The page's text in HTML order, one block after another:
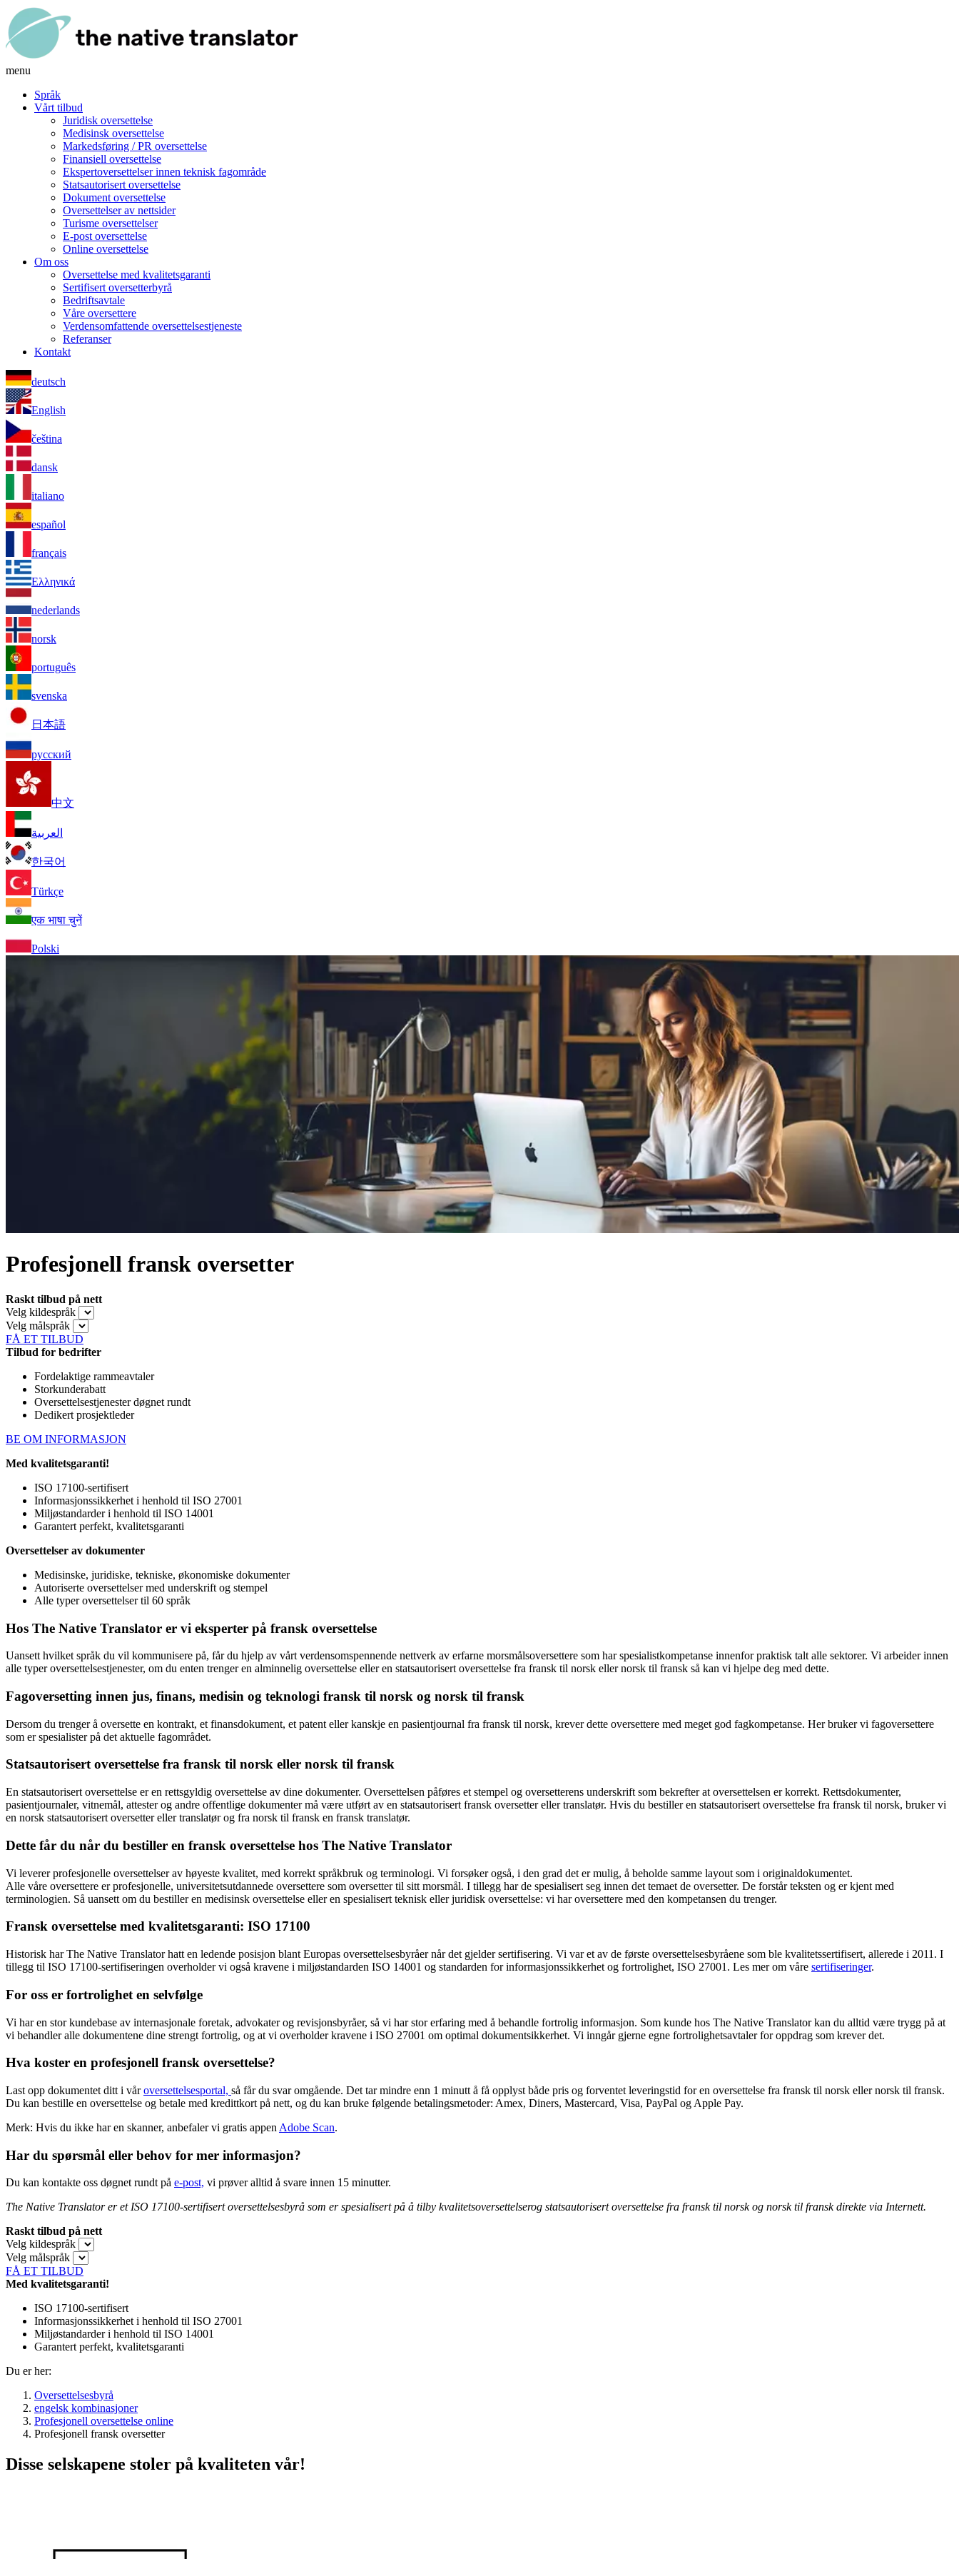
menu
Språk
Vårt tilbud
Juridisk oversettelse
Medisinsk oversettelse
Markedsføring / PR oversettelse
Finansiell oversettelse
Ekspertoversettelser innen teknisk fagområde
Statsautorisert oversettelse
Dokument oversettelse
Oversettelser av nettsider
Turisme oversettelser
E-post oversettelse
Online oversettelse
Om oss
Oversettelse med kvalitetsgaranti
Sertifisert oversetterbyrå
Bedriftsavtale
Våre oversettere
Verdensomfattende oversettelsestjeneste
Referanser
Kontakt
deutsch
English
čeština
dansk
italiano
español
français
Ελληνικά
nederlands
norsk
português
svenska
日本語
русский
中文
العربية
한국어
Türkçe
एक भाषा चुनें
Polski
Profesjonell fransk oversetter
Raskt tilbud på nett
Velg kildespråk
Velg målspråk
FÅ ET TILBUD
Tilbud for bedrifter
Fordelaktige rammeavtaler
Storkunderabatt
Oversettelsestjenester døgnet rundt
Dedikert prosjektleder
BE OM INFORMASJON
Med kvalitetsgaranti!
ISO 17100-sertifisert
Informasjonssikkerhet i henhold til ISO 27001
Miljøstandarder i henhold til ISO 14001
Garantert perfekt, kvalitetsgaranti
Oversettelser av dokumenter
Medisinske, juridiske, tekniske, økonomiske dokumenter
Autoriserte oversettelser med underskrift og stempel
Alle typer oversettelser til 60 språk
Hos The Native Translator er vi eksperter på fransk oversettelse
Uansett hvilket språk du vil kommunisere på, får du hjelp av vårt verdensomspennende nettverk av erfarne morsmålsoversettere som har spesialistkompetanse innenfor praktisk talt alle sektorer. Vi arbeider innen
alle typer oversettelsestjenester, om du enten trenger en alminnelig oversettelse eller en statsautorisert oversettelse fra fransk til norsk eller norsk til fransk så kan vi hjelpe deg med dette.
Fagoversetting innen jus, finans, medisin og teknologi fransk til norsk og norsk til fransk
Dersom du trenger å oversette en kontrakt, et finansdokument, et patent eller kanskje en pasientjournal fra fransk til norsk, krever dette oversettere med meget god fagkompetanse. Her bruker vi fagoversettere
som er spesialister på det aktuelle fagområdet.
Statsautorisert oversettelse fra fransk til norsk eller norsk til fransk
En statsautorisert oversettelse er en rettsgyldig oversettelse av dine dokumenter. Oversettelsen påføres et stempel og oversetterens underskrift som bekrefter at oversettelsen er korrekt. Rettsdokumenter,
pasientjournaler, vitnemål, attester og andre offentlige dokumenter må være utført av en statsautorisert fransk oversetter eller translatør. Hvis du bestiller en statsautorisert oversettelse fra fransk til norsk, bruker vi
en norsk statsautorisert oversetter eller translatør og fra norsk til fransk en fransk translatør.
Dette får du når du bestiller en fransk oversettelse hos The Native Translator
Vi leverer profesjonelle oversettelser av høyeste kvalitet, med korrekt språkbruk og terminologi. Vi forsøker også, i den grad det er mulig, å beholde samme layout som i originaldokumentet.
Alle våre oversettere er profesjonelle, universitetsutdannede oversettere som oversetter til sitt morsmål. I tillegg har de spesialisert seg innen det temaet de oversetter. De forstår teksten og er kjent med
terminologien. Så uansett om du bestiller en medisinsk oversettelse eller en spesialisert teknisk eller juridisk oversettelse: vi har oversettere med den kompetansen du trenger.
Fransk oversettelse med kvalitetsgaranti: ISO 17100
Historisk har The Native Translator hatt en ledende posisjon blant Europas oversettelsesbyråer når det gjelder sertifisering. Vi var et av de første oversettelsesbyråene som ble kvalitetssertifisert, allerede i 2011. I
tillegg til ISO 17100-sertifiseringen overholder vi også kravene i miljøstandarden ISO 14001 og standarden for informasjonssikkerhet og fortrolighet, ISO 27001. Les mer om våre sertifiseringer.
For oss er fortrolighet en selvfølge
Vi har en stor kundebase av internasjonale foretak, advokater og revisjonsbyråer, så vi har stor erfaring med å behandle fortrolig informasjon. Som kunde hos The Native Translator kan du alltid være trygg på at
vi behandler alle dokumentene dine strengt fortrolig, og at vi overholder kravene i ISO 27001 om optimal dokumentsikkerhet. Vi inngår gjerne egne fortrolighetsavtaler for oppdrag som krever det.
Hva koster en profesjonell fransk oversettelse?
Last opp dokumentet ditt i våroversettelsesportal, så får du svar omgående. Det tar mindre enn 1 minutt å få opplyst både pris og forventet leveringstid for en oversettelse fra fransk til norsk eller norsk til fransk.
Du kan bestille en oversettelse og betale med kredittkort på nett, og du kan bruke følgende betalingsmetoder: Amex, Diners, Mastercard, Visa, PayPal og Apple Pay.
Merk: Hvis du ikke har en skanner, anbefaler vi gratis appen Adobe Scan.
Har du spørsmål eller behov for mer informasjon?
Du kan kontakte oss døgnet rundt på e-post, vi prøver alltid å svare innen 15 minutter.
The Native Translator er et ISO 17100-sertifisert oversettelsesbyrå som er spesialisert på å tilby kvalitetsoversettelserog statsautorisert oversettelse fra fransk til norsk og norsk til fransk direkte via Internett.
Raskt tilbud på nett
Velg kildespråk
Velg målspråk
FÅ ET TILBUD
Med kvalitetsgaranti!
ISO 17100-sertifisert
Informasjonssikkerhet i henhold til ISO 27001
Miljøstandarder i henhold til ISO 14001
Garantert perfekt, kvalitetsgaranti
Du er her:
Oversettelsesbyrå
engelsk kombinasjoner
Profesjonell oversettelse online
Profesjonell fransk oversetter
Disse selskapene stoler på kvaliteten vår!